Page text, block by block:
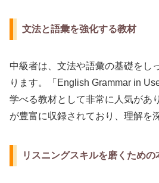
文法と語彙を強化する教材
中級者は、文法や語彙の基礎をし
ります。「English Grammar in
学べる教材として非常に人気があ
が豊富に収録されており、理解を
リスニングスキルを磨くための